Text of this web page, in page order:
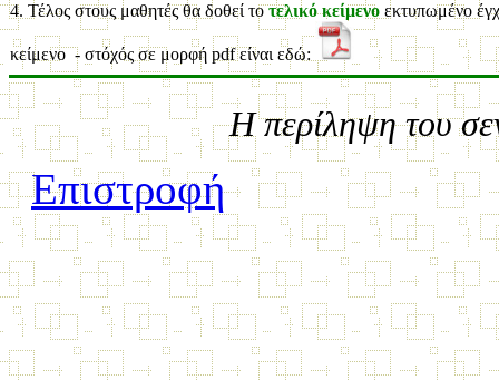
4. Τέλος στους μαθητές θα δοθεί τοτελικό κείμενο εκτυπωμένο
κείμενο - στόχός σε μορφή pdfείναι εδώ:
Η περίληψη του
Επιστροφή